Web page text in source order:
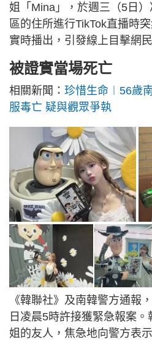
姐「Mina」，於週三（5日
區的住所進行TikTok直播時
實時播出，引發線上目擊網
被證實當場死亡
相關新聞： 珍惜生命︱56歲
服毒亡 疑與觀眾爭執
《韓聯社》及南韓警方通報
日凌晨5時許接獲緊急報案
姐的友人，焦急地向警方表